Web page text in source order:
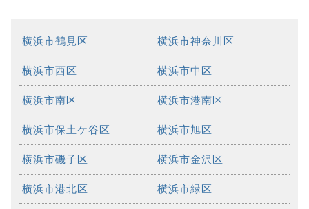
横浜市鶴見区 横浜市神奈川区
横浜市西区 横浜市中区
横浜市南区 横浜市港南区
横浜市保土ケ谷区 横浜市旭区
横浜市磯子区 横浜市金沢区
横浜市港北区 横浜市緑区